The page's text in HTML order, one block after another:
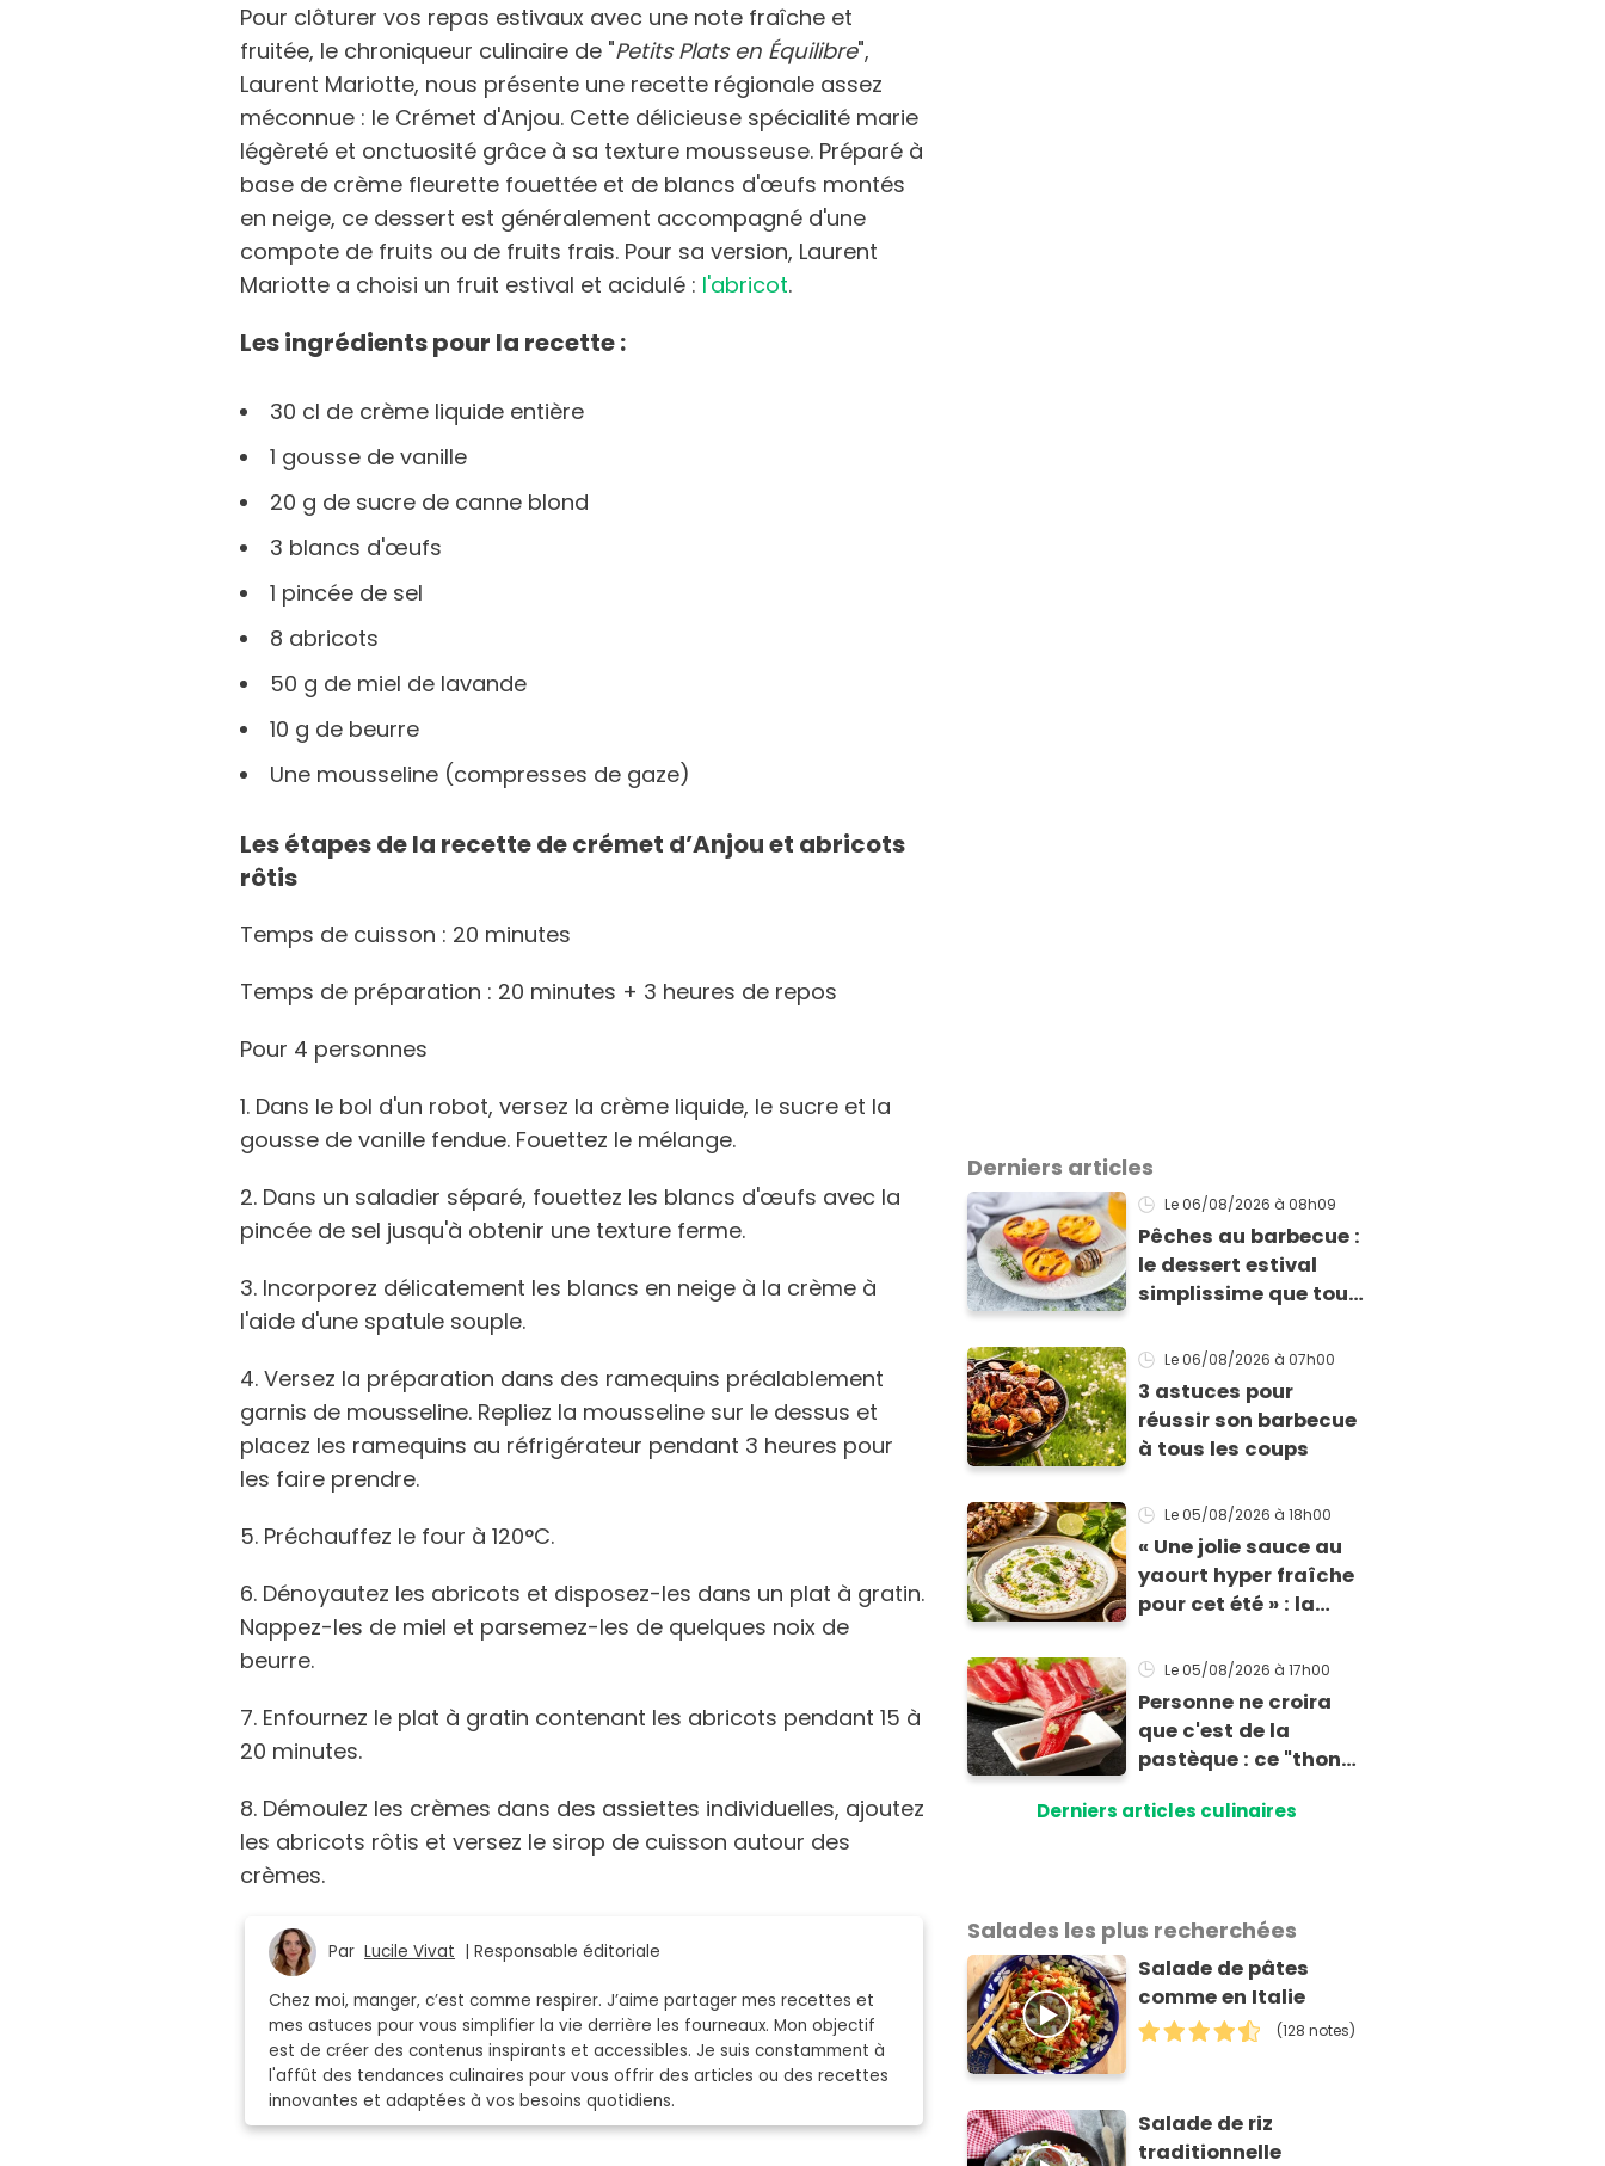
Pour clôturer vos repas estivaux avec une note fraîche et
fruitée, le chroniqueur culinaire de "Petits Plats en Équilibre",
Laurent Mariotte, nous présente une recette régionale assez
méconnue : le Crémet d'Anjou. Cette délicieuse spécialité marie
légèreté et onctuosité grâce à sa texture mousseuse. Préparé à
base de crème fleurette fouettée et de blancs d'œufs montés
en neige, ce dessert est généralement accompagné d'une
compote de fruits ou de fruits frais. Pour sa version, Laurent
Mariotte a choisi un fruit estival et acidulé : l'abricot.
Les ingrédients pour la recette :
30 cl de crème liquide entière
1 gousse de vanille
20 g de sucre de canne blond
3 blancs d'œufs
1 pincée de sel
8 abricots
50 g de miel de lavande
10 g de beurre
Une mousseline (compresses de gaze)
Les étapes de la recette de crémet d’Anjou et abricots
rôtis
Temps de cuisson : 20 minutes
Temps de préparation : 20 minutes + 3 heures de repos
Pour 4 personnes
1. Dans le bol d'un robot, versez la crème liquide, le sucre et la
gousse de vanille fendue. Fouettez le mélange.
2. Dans un saladier séparé, fouettez les blancs d'œufs avec la
pincée de sel jusqu'à obtenir une texture ferme.
3. Incorporez délicatement les blancs en neige à la crème à
l'aide d'une spatule souple.
4. Versez la préparation dans des ramequins préalablement
garnis de mousseline. Repliez la mousseline sur le dessus et
placez les ramequins au réfrigérateur pendant 3 heures pour
les faire prendre.
5. Préchauffez le four à 120°C.
6. Dénoyautez les abricots et disposez-les dans un plat à gratin.
Nappez-les de miel et parsemez-les de quelques noix de
beurre.
7. Enfournez le plat à gratin contenant les abricots pendant 15 à
20 minutes.
8. Démoulez les crèmes dans des assiettes individuelles, ajoutez
les abricots rôtis et versez le sirop de cuisson autour des
crèmes.
ParLucile Vivat | Responsable éditoriale
Chez moi, manger, c’est comme respirer. J’aime partager mes recettes et
mes astuces pour vous simplifier la vie derrière les fourneaux. Mon objectif
est de créer des contenus inspirants et accessibles. Je suis constamment à
l'affût des tendances culinaires pour vous offrir des articles ou des recettes
innovantes et adaptées à vos besoins quotidiens.
Derniers articles
Le 06/08/2026 à 08h09
Pêches au barbecue :
le dessert estival
simplissime que tous
réclamer
Le 06/08/2026 à 07h00
3 astuces pour
réussir son barbecue
à tous les coups
Le 05/08/2026 à 18h00
« Une jolie sauce au
yaourt hyper fraîche
pour cet été » : la
chef Éric Frechon
pour accompagner
vos grillades
Le 05/08/2026 à 17h00
Personne ne croira
que c'est de la
pastèque : ce "thon"
totalement bluffant
Derniers articles culinaires
Salades les plus recherchées
Salade de pâtes
comme en Italie
(128 notes)
Salade de riz
traditionnelle